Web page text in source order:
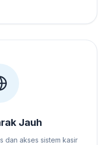
Jauh
dan akses sistem kasir